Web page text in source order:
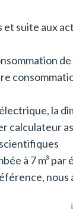
et suite aux
la
calculateur
à 7 m³